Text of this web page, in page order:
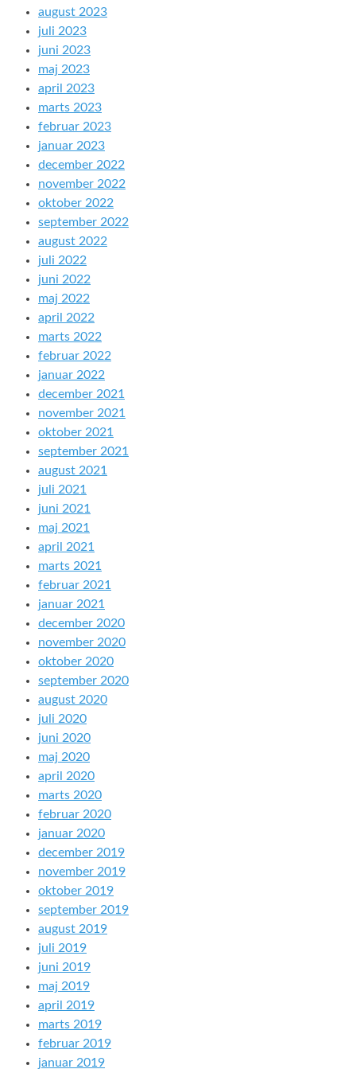
august 2023
juli 2023
juni 2023
maj 2023
april 2023
marts 2023
februar 2023
januar 2023
december 2022
november 2022
oktober 2022
september 2022
august 2022
juli 2022
juni 2022
maj 2022
april 2022
marts 2022
februar 2022
januar 2022
december 2021
november 2021
oktober 2021
september 2021
august 2021
juli 2021
juni 2021
maj 2021
april 2021
marts 2021
februar 2021
januar 2021
december 2020
november 2020
oktober 2020
september 2020
august 2020
juli 2020
juni 2020
maj 2020
april 2020
marts 2020
februar 2020
januar 2020
december 2019
november 2019
oktober 2019
september 2019
august 2019
juli 2019
juni 2019
maj 2019
april 2019
marts 2019
februar 2019
januar 2019